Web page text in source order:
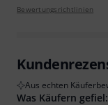
Bewertungsrichtlinien
Aus echten
Was Käufern gefiel: